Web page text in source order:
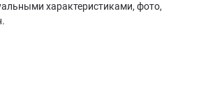
характеристиками, фото,